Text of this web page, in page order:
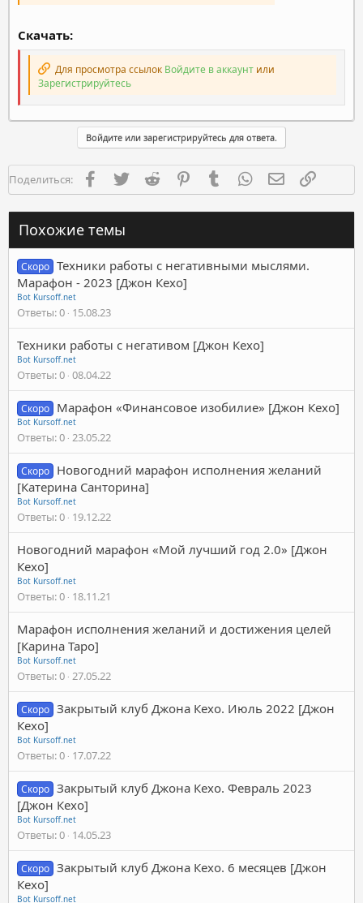
Скачать:
Для просмотра ссылок Войдите в аккаунт или
Зарегистрируйтесь
Войдите или зарегистрируйтесь для ответа.
Поделиться: FacebookTwitter Reddit PinterestTumblr WhatsAppЭлектронная
Похожие темы
Скоро Техники работы с негативными мыслями.
Марафон - 2023 [Джон Кехо]
Bot Kursoff.net
Ответы 0 15.08.23
Техники работы с негативом [Джон Кехо]
Bot Kursoff.net
Ответы 0 08.04.22
Скоро Марафон «Финансовое изобилие» [Джон Кехо]
Bot Kursoff.net
Ответы 0 23.05.22
Скоро Новогодний марафон исполнения желаний
[Катерина Санторина]
Bot Kursoff.net
Ответы 0 19.12.22
Новогодний марафон «Мой лучший год 2.0» [Джон
Кехо]
Bot Kursoff.net
Ответы 0 18.11.21
Марафон исполнения желаний и достижения целей
[Карина Таро]
Bot Kursoff.net
Ответы 0 27.05.22
Скоро Закрытый клуб Джона Кехо. Июль 2022 [Джон
Кехо]
Bot Kursoff.net
Ответы 0 17.07.22
Скоро Закрытый клуб Джона Кехо. Февраль 2023
[Джон Кехо]
Bot Kursoff.net
Ответы 0 14.05.23
Скоро Закрытый клуб Джона Кехо. 6 месяцев [Джон
Кехо]
Bot Kursoff.net